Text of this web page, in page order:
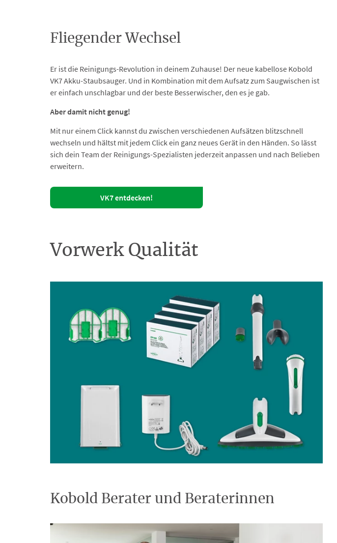
Fliegender Wechsel
Er ist die Reinigungs-Revolution in deinem Zuhause! Der neue kabellose Kobold
VK7 Akku-Staubsauger. Und in Kombination mit dem Aufsatz zum Saugwischen ist
er einfach unschlagbar und der beste Besserwischer, den es je gab.
Aber damit nicht genug!
Mit nur einem Click kannst du zwischen verschiedenen Aufsätzen blitzschnell
wechseln und hältst mit jedem Click ein ganz neues Gerät in den Händen. So lässt
sich dein Team der Reinigungs-Spezialisten jederzeit anpassen und nach Belieben
erweitern.
VK7 entdecken!
Vorwerk Qualität
Kobold Berater und Beraterinnen